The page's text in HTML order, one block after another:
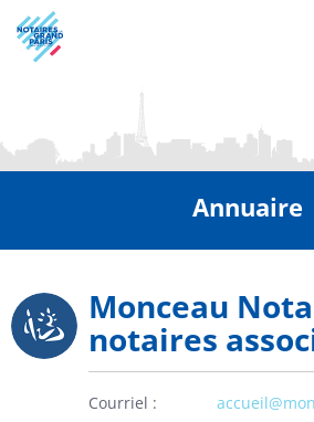
Aller
au
contenu
Annuaire
Picto Monceau
notaires
Courriel